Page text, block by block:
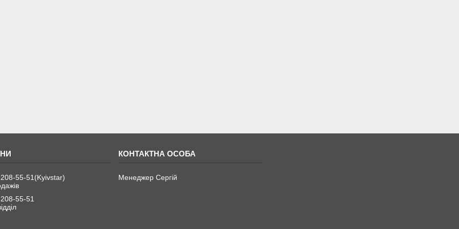
55-51 Kyivstar
55-51
Менеджер Сергій